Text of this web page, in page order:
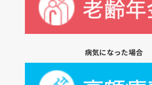
病気になった場合